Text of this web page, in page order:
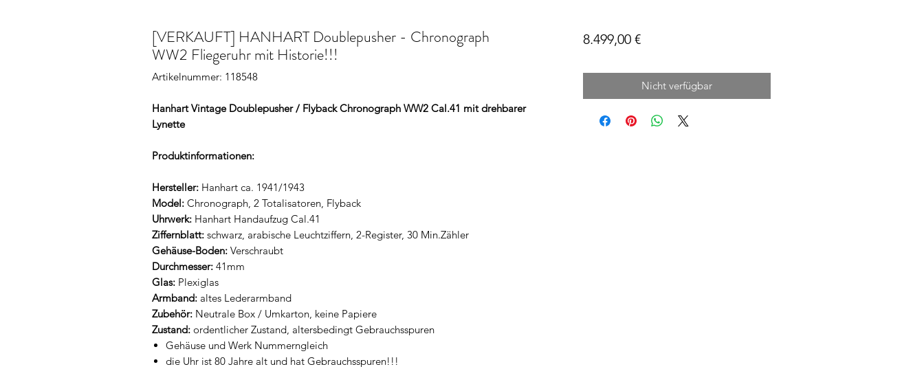
[VERKAUFT] HANHART Doublepusher - Chronograph
WW2 Fliegeruhr mit Historie!!!
Artikelnummer: 118548
Hanhart Vintage Doublepusher / Flyback Chronograph WW2 Cal.41 mit drehbarer
Lynette
Produktinformationen:
Hersteller: Hanhart ca. 1941/1943
Model: Chronograph, 2 Totalisatoren, Flyback
Uhrwerk: Hanhart Handaufzug Cal.41
Ziffernblatt: schwarz, arabische Leuchtziffern, 2-Register, 30 Min.Zähler
Gehäuse-Boden: Verschraubt
Durchmesser: 41mm
Glas: Plexiglas
Armband: altes Lederarmband
Zubehör: Neutrale Box / Umkarton, keine Papiere
Zustand: ordentlicher Zustand, altersbedingt Gebrauchsspuren
Gehäuse und Werk Nummerngleich
die Uhr ist 80 Jahre alt und hat Gebrauchsspuren!!!
8.499,00 €Preis
Nicht verfügbar